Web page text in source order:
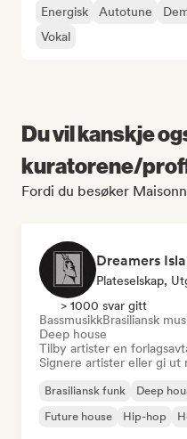
Energisk Autotune
Vokal
Du vil kanskje
kuratorene/
Fordi du besøker
Dreamers
Plateselskap,
> 1000 svar gitt
BassmusikkBrasiliansk
Deep house
Tilby artister en
Signere artister eller gi ut
Brasiliansk funk Deep
Future house
Hip-hop